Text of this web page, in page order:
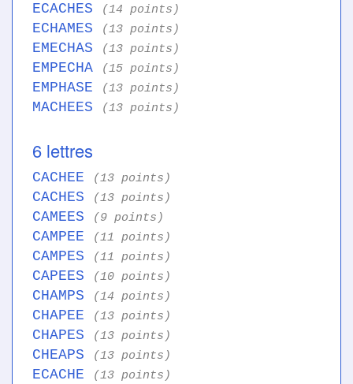
ECACHES (14 points)
ECHAMES (13 points)
EMECHAS (13 points)
EMPECHA (15 points)
EMPHASE (13 points)
MACHEES (13 points)
6 lettres
CACHEE (13 points)
CACHES (13 points)
CAMEES (9 points)
CAMPEE (11 points)
CAMPES (11 points)
CAPEES (10 points)
CHAMPS (14 points)
CHAPEE (13 points)
CHAPES (13 points)
CHEAPS (13 points)
ECACHE (13 points)